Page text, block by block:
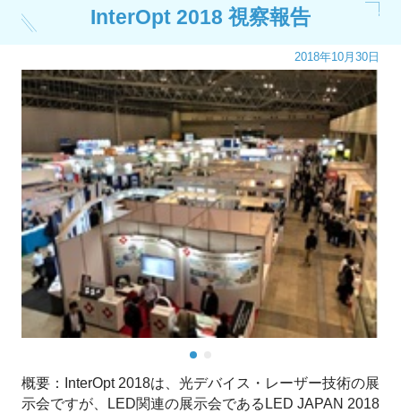
InterOpt 2018 視察報告
2018年10月30日
概要：InterOpt 2018は、光デバイス・レーザー技術の展
示会ですが、LED関連の展示会であるLED JAPAN 2018